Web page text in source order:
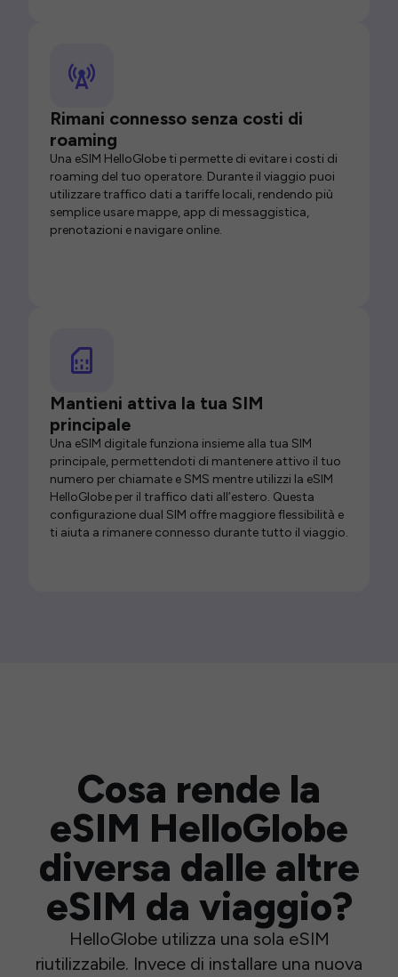
Rimani connesso senza costi di
roaming
Una eSIM HelloGlobe ti permette di evitare i costi di
roaming del tuo operatore. Durante il viaggio puoi
utilizzare traffico dati a tariffe locali, rendendo più
semplice usare mappe, app di messaggistica,
prenotazioni e navigare online.
Mantieni attiva la tua SIM
principale
Una eSIM digitale funziona insieme alla tua SIM
principale, permettendoti di mantenere attivo il tuo
numero per chiamate e SMS mentre utilizzi la eSIM
HelloGlobe per il traffico dati all’estero. Questa
configurazione dual SIM offre maggiore flessibilità e
ti aiuta a rimanere connesso durante tutto il viaggio.
Cosa rende la
eSIM HelloGlobe
diversa dalle altre
eSIM da viaggio?
HelloGlobe utilizza una sola eSIM
riutilizzabile. Invece di installare una nuova